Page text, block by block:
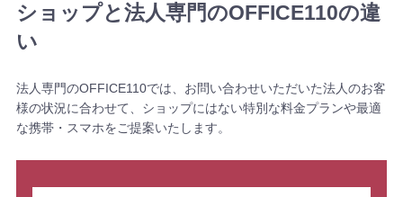
ショップと法人専門のOFFICE110の違
い
法人専門のOFFICE110では、お問い合わせいただいた法人のお客
様の状況に合わせて、ショップにはない特別な料金プランや最適
な携帯・スマホをご提案いたします。